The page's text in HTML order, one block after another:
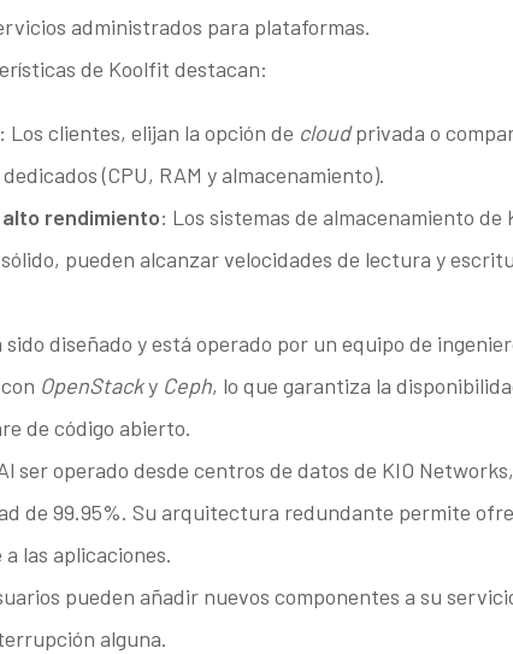
administrados para plataformas.
de Koolfit destacan:
: Los clientes, elijan la opción de cloudprivada o
(CPU, RAM y almacenamiento).
rendimiento: Los sistemas de almacenamiento de
pueden alcanzar velocidades de lectura y
diseñado y está operado por un equipo de
OpenStacky Ceph, lo que garantiza la
de código abierto.
ser operado desde centros de datos de KIO
de 99.95%. Su arquitectura redundante permite
las aplicaciones.
pueden añadir nuevos componentes a su
alguna.